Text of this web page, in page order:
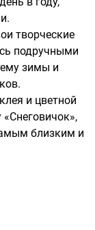
творческие
подручными
зимы и
и цветной
близким и